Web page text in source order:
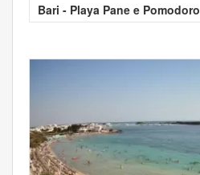
Bari - Playa Pane e Pomodoro